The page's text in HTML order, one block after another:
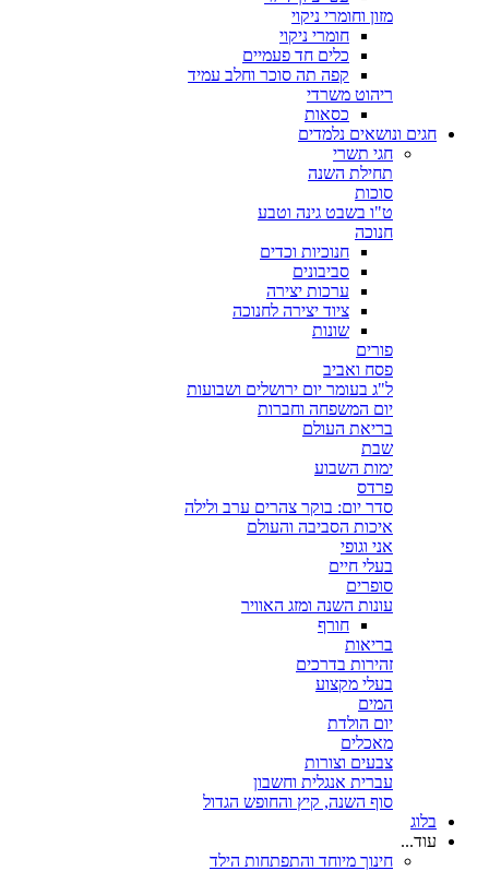
מזון וחומרי ניקוי
חומרי ניקוי
כלים חד פעמיים
קפה תה סוכר וחלב עמיד
ריהוט משרדי
כסאות
חגים ונושאים נלמדים
חגי תשרי
תחילת השנה
סוכות
ט"ו בשבט גינה וטבע
חנוכה
חנוכיות וכדים
סביבונים
ערכות יצירה
ציוד יצירה לחנוכה
שונות
פורים
פסח ואביב
ל"ג בעומר יום ירושלים ושבועות
יום המשפחה וחברות
בריאת העולם
שבת
ימות השבוע
פרדס
סדר יום: בוקר צהרים ערב ולילה
איכות הסביבה והעולם
אני וגופי
בעלי חיים
סופרים
עונות השנה ומזג האוויר
חורף
בריאות
זהירות בדרכים
בעלי מקצוע
המים
יום הולדת
מאכלים
צבעים וצורות
עברית אנגלית וחשבון
סוף השנה, קיץ והחופש הגדול
בלוג
עוד...
חינוך מיוחד והתפתחות הילד